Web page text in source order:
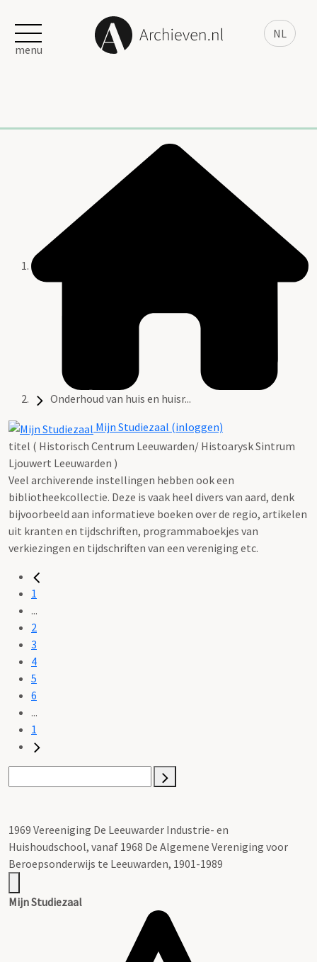
NL
menu
Onderhoud van huis en huisr...
Mijn Studiezaal (inloggen)
titel ( Historisch Centrum Leeuwarden/ Histoarysk Sintrum
Ljouwert Leeuwarden )
Veel archiverende instellingen hebben ook een
bibliotheekcollectie. Deze is vaak heel divers van aard, denk
bijvoorbeeld aan informatieve boeken over de regio, artikelen
uit kranten en tijdschriften, programmaboekjes van
verkiezingen en tijdschriften van een vereniging etc.
1
...
2
3
4
5
6
...
1
1969 Vereeniging De Leeuwarder Industrie- en
Huishoudschool, vanaf 1968 De Algemene Vereniging voor
Beroepsonderwijs te Leeuwarden, 1901-1989
Mijn Studiezaal